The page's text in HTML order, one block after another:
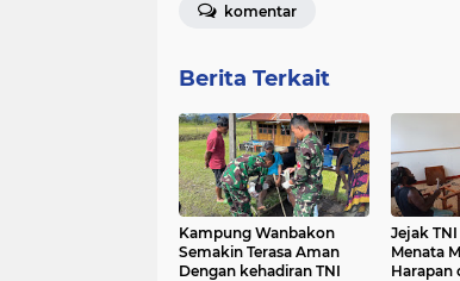
komentar
Berita Terkait
Kampung Wanbakon
Semakin Terasa Aman
Dengan kehadiran TNI
Jejak
Menata
Harapan